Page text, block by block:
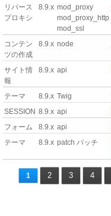
リバース
プロキシ
8.9.x mod_proxy
mod_proxy_http
mod_ssl
コンテン
ツの作成
8.9.x node
サイト情
報
8.9.x api
テーマ 8.9.x Twig
SESSION 8.9.x api
フォーム
8.9.x api
テーマ
8.9.x patch パッチ
1 2 3 4